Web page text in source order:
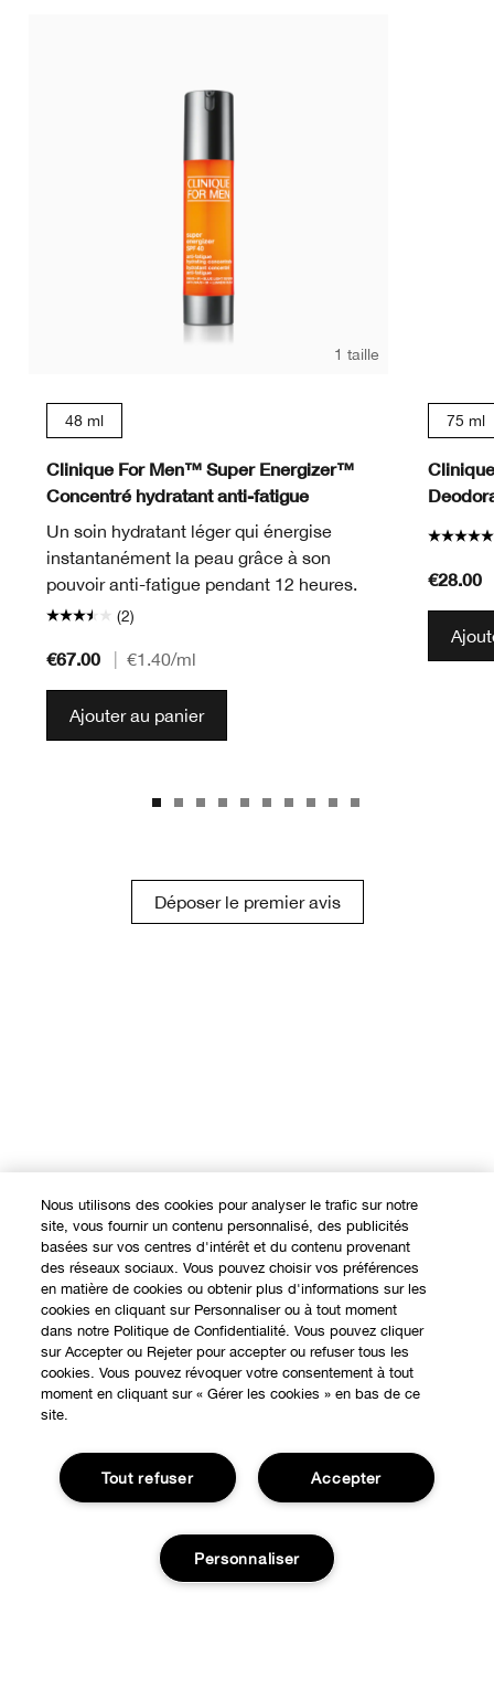
1 taille
48 ml
Clinique For Men™ Super Energizer™
Concentré hydratant anti-fatigue
Un soin hydratant léger qui énergise
instantanément la peau grâce à son
pouvoir anti-fatigue pendant 12 heures.
(2)
€67.00 €1.40/ml
Ajouter au panier
75 ml
€28.00
Déposer le premier avis
EXPÉRIENCE EN LIGNE
Nous utilisons des cookies pour analyser le trafic sur notre
site, vous fournir un contenu personnalisé, des publicités
basées sur vos centres d'intérêt et du contenu provenant
des réseaux sociaux. Vous pouvez choisir vos préférences
en matière de cookies ou obtenir plus d'informations sur les
cookies en cliquant sur Personnaliser ou à tout moment
dans notre Politique de Confidentialité. Vous pouvez cliquer
sur Accepter ou Rejeter pour accepter ou refuser tous les
cookies. Vous pouvez révoquer votre consentement à tout
moment en cliquant sur « Gérer les cookies » en bas de ce
site.
Accepter
Tout refuser
Personnaliser